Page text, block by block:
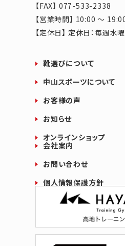
【FAX】 077-533-2338
【営業時間】 10:00 ～
【定休日】 定休日：毎週水
靴選びについて
中山スポーツについて
お客様の声
お知らせ
オンラインショップ
会社案内
お問い合わせ
個人情報保護方針